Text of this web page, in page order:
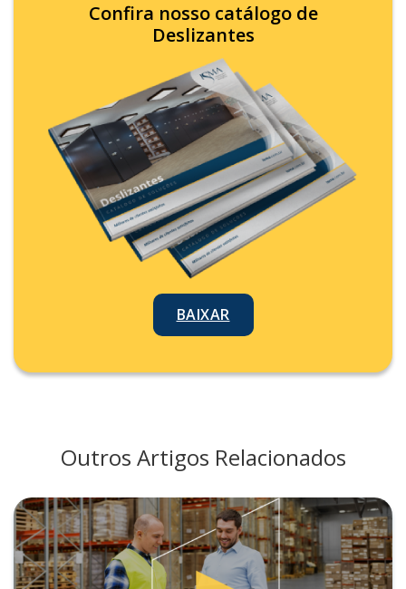
Confira nosso catálogo de
Deslizantes
BAIXAR
Outros Artigos Relacionados